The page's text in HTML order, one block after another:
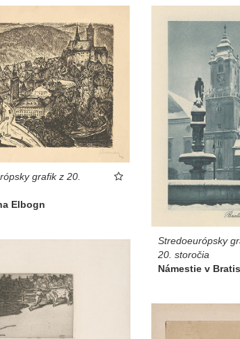
grafik z 20.
Elbogn
Stredoeurópsky
20. storočia
Námestie v